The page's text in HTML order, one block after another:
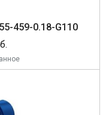
459-0.18-G110